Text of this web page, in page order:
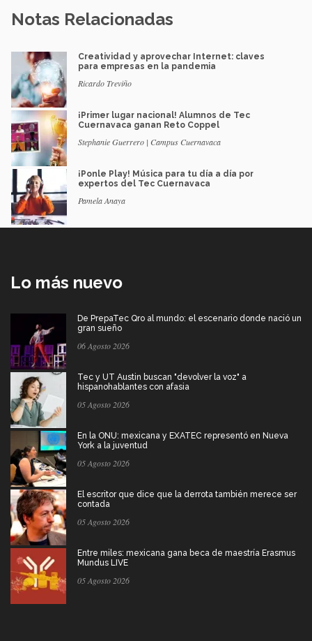
Notas Relacionadas
Creatividad y aprovechar Internet: claves
para empresas en la pandemia
Ricardo Treviño
¡Primer lugar nacional! Alumnos de Tec
Cuernavaca ganan Reto Coppel
Stephanie Guerrero | Campus Cuernavaca
¡Ponle Play! Música para tu día a día por
expertos del Tec Cuernavaca
Pamela Anaya
Lo más nuevo
De PrepaTec Qro al mundo: el escenario donde nació un
gran sueño
06 Agosto 2026
Tec y UT Austin buscan "devolver la voz" a
hispanohablantes con afasia
05 Agosto 2026
En la ONU: mexicana y EXATEC representó en Nueva
York a la juventud
05 Agosto 2026
El escritor que dice que la derrota también merece ser
contada
05 Agosto 2026
Entre miles: mexicana gana beca de maestría Erasmus
Mundus LIVE
05 Agosto 2026